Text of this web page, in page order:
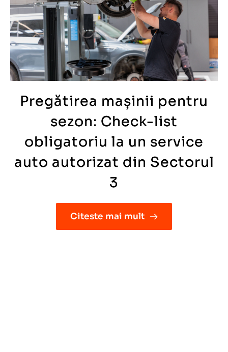
Pregătirea mașinii pentru
sezon: Check-list
obligatoriu la un service
auto autorizat din Sectorul
3
Citeste mai mult